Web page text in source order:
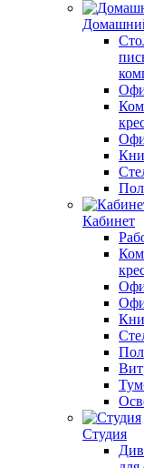
Кабинет
Студия